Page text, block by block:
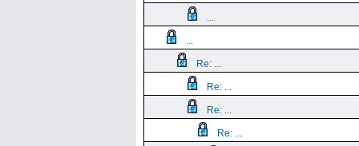
...
...
Re: ...
Re: ...
Re: ...
Re: ...